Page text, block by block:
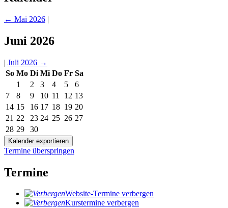
← Mai 2026 |
Juni 2026
| Juli 2026 →
So Mo Di Mi Do Fr Sa
1
2 3 4 5
6
7
8 9 10 11 12 13
14 15 16 17 18 19 20
21 22 23 24 25 26 27
28 29 30
Termine überspringen
Termine
Website-Termine verbergen
Kurstermine verbergen